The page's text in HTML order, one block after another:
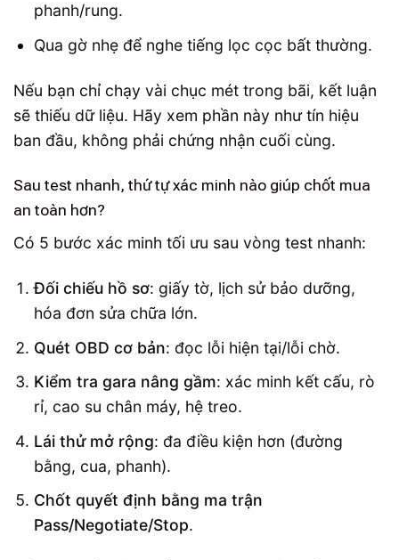
phanh/rung.
Qua gờ nhẹ để nghe tiếng lọc cọc bất thường.
Nếu bạn chỉ chạy vài chục mét trong bãi, kết luận
sẽ thiếu dữ liệu. Hãy xem phần này như tín hiệu
ban đầu, không phải chứng nhận cuối cùng.
Sau test nhanh, thứ tự xác minh nào giúp chốt mua
an toàn hơn?
Có 5 bước xác minh tối ưu sau vòng test nhanh:
Đối chiếu hồ sơ: giấy tờ, lịch sử bảo dưỡng,
hóa đơn sửa chữa lớn.
Quét OBD cơ bản: đọc lỗi hiện tại/lỗi chờ.
Kiểm tra gara nâng gầm: xác minh kết cấu, rò
rỉ, cao su chân máy, hệ treo.
Lái thử mở rộng: đa điều kiện hơn (đường
bằng, cua, phanh).
Chốt quyết định bằng ma trận
Pass/Negotiate/Stop.